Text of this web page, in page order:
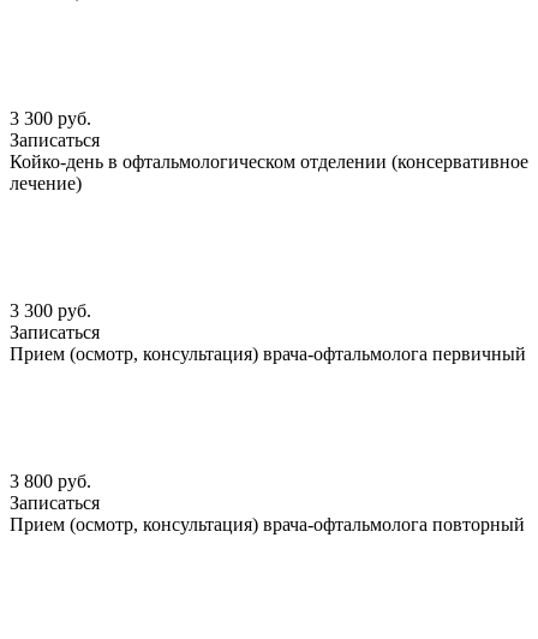
3 300 руб.
Записаться
Койко-день в офтальмологическом отделении (консервативное
лечение)
3 300 руб.
Записаться
Прием (осмотр, консультация) врача-офтальмолога первичный
3 800 руб.
Записаться
Прием (осмотр, консультация) врача-офтальмолога повторный